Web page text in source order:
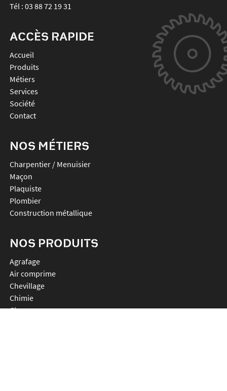
Tél : 03 88 72 19 31
ACCÈS RAPIDE
Accueil
Produits
Métiers
Services
Société
Contact
NOS MÉTIERS
Charpentier / Menuisier
Maçon
Plaquiste
Plombier
Construction métallique
NOS PRODUITS
agrafage
air comprime
chevillage
chimie
clouage